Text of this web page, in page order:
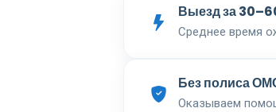
Выезд за
Среднее время
Без полиса
Оказываем